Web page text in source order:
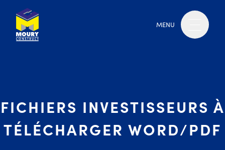
MENU
FICHIERS INVESTISSEURS À
TÉLÉCHARGER WORD/PDF